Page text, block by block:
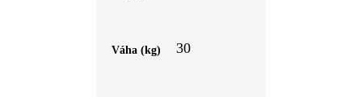
Váha (kg) 30